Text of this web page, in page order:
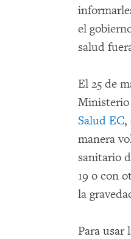
el
salud
El 25 de
Ministerio
Salud EC,
manera
sanitario
19 o con
la
Para usar